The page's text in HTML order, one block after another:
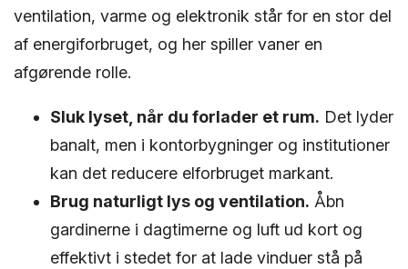
ventilation, varme og elektronik står for en stor del
af energiforbruget, og her spiller vaner en
afgørende rolle.
Sluk lyset, når du forlader et rum. Det lyder
banalt, men i kontorbygninger og institutioner
kan det reducere elforbruget markant.
Brug naturligt lys og ventilation. Åbn
gardinerne i dagtimerne og luft ud kort og
effektivt i stedet for at lade vinduer stå på